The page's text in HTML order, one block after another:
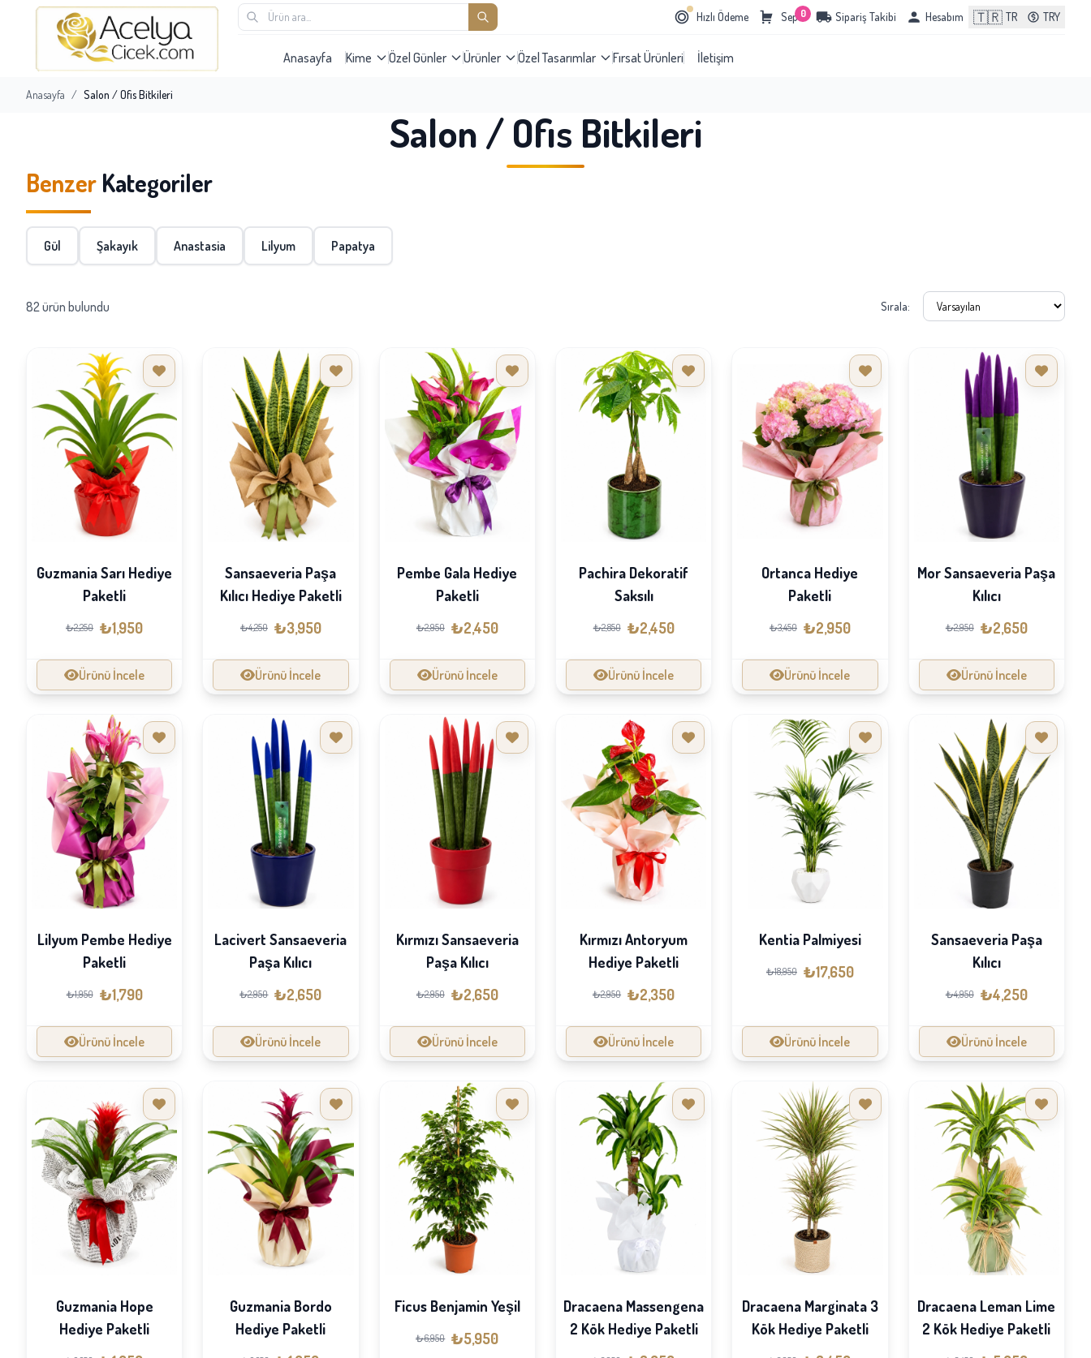
Hızlı Ödeme Sepet
0 Sipariş Takibi Hesabım 🇹🇷 TR TRY
Anasayfa Kime Özel Günler Ürünler Özel Tasarımlar Fırsat Ürünleri İletişim
Anasayfa / Salon / Ofis Bitkileri
Salon / Ofis Bitkileri
Benzer Kategoriler
Gül Şakayık Anastasia Lilyum Papatya
82 ürün bulundu Sırala:
Guzmania Sarı Hediye
Paketli
₺2,250 ₺1,950
Ürünü İncele
Sansaeveria Paşa
Kılıcı Hediye Paketli
₺4,250 ₺3,950
Ürünü İncele
Pembe Gala Hediye
Paketli
₺2,950 ₺2,450
Ürünü İncele
Pachira Dekoratif
Saksılı
₺2,850 ₺2,450
Ürünü İncele
Ortanca Hediye
Paketli
₺3,450 ₺2,950
Ürünü İncele
Mor Sansaeveria Paşa
Kılıcı
₺2,950 ₺2,650
Ürünü İncele
Lilyum Pembe Hediye
Paketli
₺1,950 ₺1,790
Ürünü İncele
Lacivert Sansaeveria
Paşa Kılıcı
₺2,950 ₺2,650
Ürünü İncele
Kırmızı Sansaeveria
Paşa Kılıcı
₺2,950 ₺2,650
Ürünü İncele
Kırmızı Antoryum
Hediye Paketli
₺2,950 ₺2,350
Ürünü İncele
Kentia Palmiyesi
₺18,950 ₺17,650
Ürünü İncele
Sansaeveria Paşa
Kılıcı
₺4,950 ₺4,250
Ürünü İncele
Guzmania Hope
Hediye Paketli
Guzmania Bordo
Hediye Paketli
Ficus Benjamin Yeşil
₺6,950 ₺5,950
Dracaena Massengena
2 Kök Hediye Paketli
Dracaena Marginata 3
Kök Hediye Paketli
Dracaena Leman Lime
2 Kök Hediye Paketli